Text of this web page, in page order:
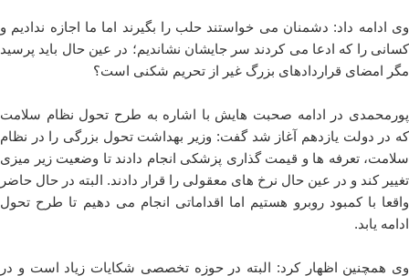
وی ادامه داد: دشمنان می خواستند حلب را بگیرند اما ما اجازه ندادیم و
کسانی را که ادعا می کردند سر جایشان نشاندیم؛ در عین حال باید پرسید
مگر امضای قراردادهای بزرگ غیر از تحریم شکنی است؟
پورمحمدی در ادامه صحبت هایش با اشاره به طرح تحول نظام سلامت
که در دولت یازدهم آغاز شد گفت: وزیر بهداشت تحول بزرگی را در نظام
سلامت، تعرفه ها و قیمت گذاری پزشکی انجام دادند تا وضعیت زیر میزی
تغییر کند و در عین حال نرخ های معقولی را قرار دادند. البته در حال حاضر
واقعا با کمبود روبرو هستیم اما اقداماتی انجام می دهیم تا طرح تحول
ادامه یابد.
وی همچنین اظهار کرد: البته در حوزه تخصصی شکایات زیاد است و در